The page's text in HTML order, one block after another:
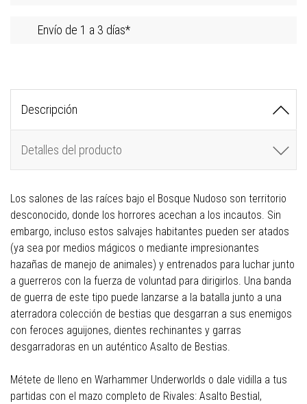
Envío de 1 a 3 días*
Descripción
Detalles del producto
Los salones de las raíces bajo el Bosque Nudoso son territorio
desconocido, donde los horrores acechan a los incautos. Sin
embargo, incluso estos salvajes habitantes pueden ser atados
(ya sea por medios mágicos o mediante impresionantes
hazañas de manejo de animales) y entrenados para luchar junto
a guerreros con la fuerza de voluntad para dirigirlos. Una banda
de guerra de este tipo puede lanzarse a la batalla junto a una
aterradora colección de bestias que desgarran a sus enemigos
con feroces aguijones, dientes rechinantes y garras
desgarradoras en un auténtico Asalto de Bestias.
Métete de lleno en Warhammer Underworlds o dale vidilla a tus
partidas con el mazo completo de Rivales: Asalto Bestial,